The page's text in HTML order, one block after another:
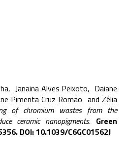
Janaina Alves Peixoto, Daiane
Pimenta Cruz Romão and Zélia
of chromium wastes from the
ceramic nanopigments. Green
DOI: 10.1039/C6GC01562J